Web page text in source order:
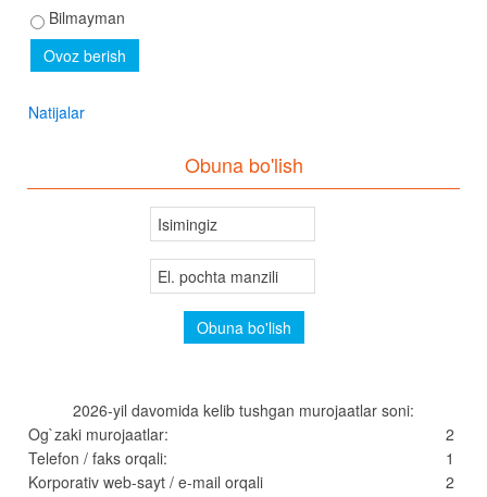
Bilmayman
Natijalar
Obuna bo'lish
2026-yil davomida kelib tushgan murojaatlar soni:
Og`zaki murojaatlar:
2
Telefon / faks orqali:
1
Korporativ web-sayt / e-mail orqali
2